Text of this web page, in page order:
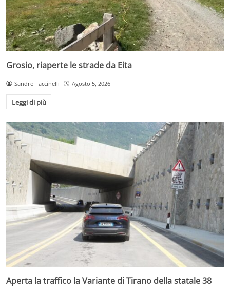
Grosio, riaperte le strade da Eita
Sandro Faccinelli Agosto 5, 2026
Leggi di più
Aperta la traffico la Variante di Tirano della statale 38